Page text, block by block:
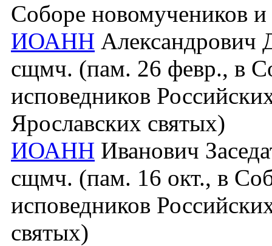
Соборе новомучеников
ИОАНН Александрович
сщмч. (пам. 26 февр., в
исповедников
Ярославских святых)
ИОАНН Иванович
сщмч. (пам. 16 окт., в
исповедников
святых)